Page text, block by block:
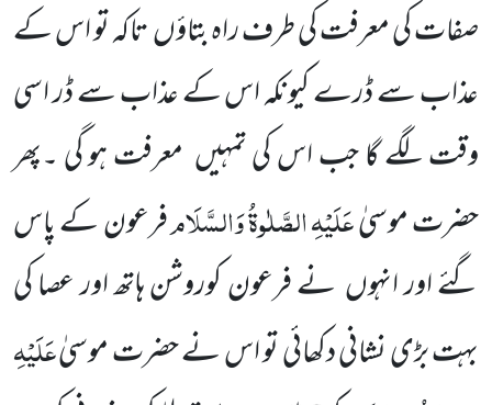
صفات کی معرفت کی طرف راہ بتاؤںتاکہ تو اس کے
عذاب سے ڈرے کیونکہ اس کے عذاب سےڈر اسی
وقت لگے گا جب اس کیتمہیں معرفت ہو گی ۔پھر
حضرت موسیٰعَلَیْہِالصَّلٰوۃُوَالسَّلَامفرعون کے پاس
گئے اور انہوں نے فرعون کوروشن ہاتھ اور عصا کی
بہت بڑی نشانی دکھائی تو اس نے حضرت موسیٰعَلَیْہِ